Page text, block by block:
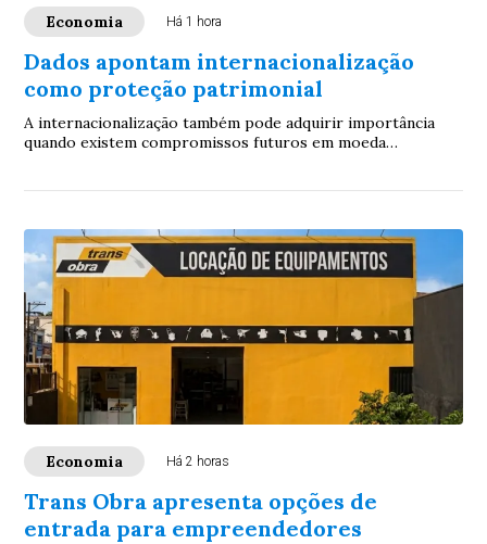
Economia Há 1 hora
Dados apontam internacionalização
como proteção patrimonial
A internacionalização também pode adquirir importância
quando existem compromissos futuros em moeda
Economia Há 2 horas
Trans Obra apresenta opções de
entrada para empreendedores